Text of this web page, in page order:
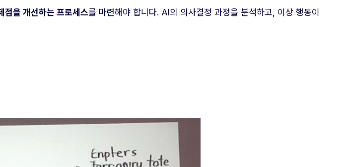
점을 개선하는 프로세스를 마련해야 합니다. AI의 의사결정 과정을 분석하고, 이상 행동이